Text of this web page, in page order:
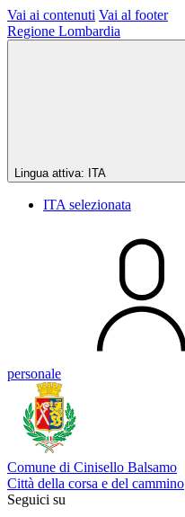
Vai ai contenuti Vai al footer
Regione Lombardia
Lingua attiva: ITA
ITA selezionata
personale
Comune di Cinisello Balsamo
Città della corsa e del cammino
Seguici su